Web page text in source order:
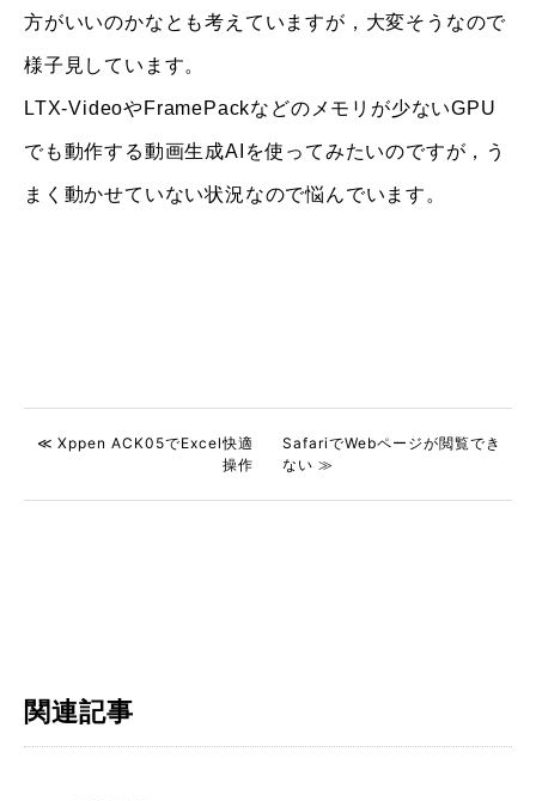
方がいいのかなとも考えていますが，大変そうなので
様子見しています。
LTX-VideoやFramePackなどのメモリが少ないGPU
でも動作する動画生成AIを使ってみたいのですが，う
まく動かせていない状況なので悩んでいます。
≪ Xppen ACK05でExcel快適
操作
SafariでWebページが閲覧でき
ない ≫
関連記事